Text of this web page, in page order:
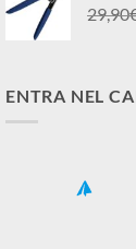
29,90
ENTRA NEL